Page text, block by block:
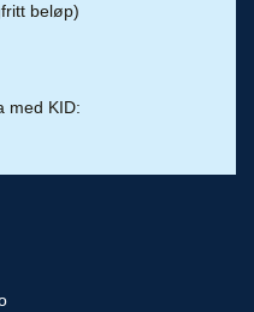
beløp)
med KID: